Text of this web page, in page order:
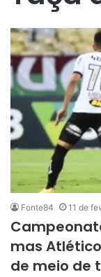
Fonte84 11 de
mas
de meio de